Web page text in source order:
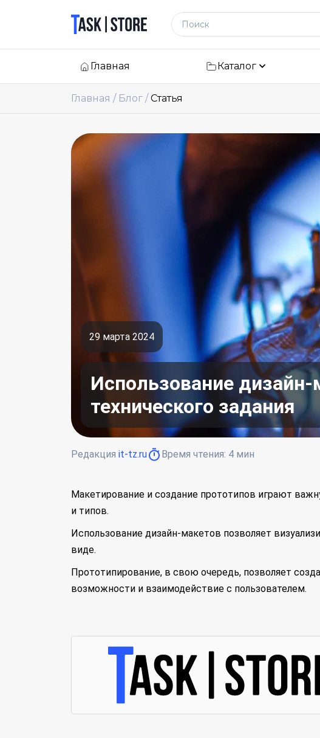
Логотип
Поиск по сайту
Главная Каталог
Главная Блог Статья
29 марта 2024
Использование дизайн-
технического задания
Редакция it-tz.ru Время чтения: 4 мин
Макетирование и создание прототипов играют
и типов.
Использование дизайн-макетов позволяет
виде.
Прототипирование, в свою очередь, позволяет
возможности и взаимодействие с пользователем.